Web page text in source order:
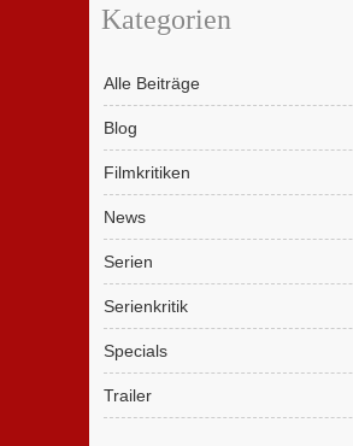
Kategorien
Alle Beiträge
Blog
Filmkritiken
News
Serien
Serienkritik
Specials
Trailer